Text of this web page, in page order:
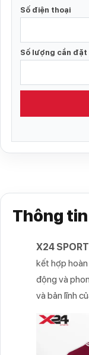
Số điện thoại
Số lượng cần đặt
Thông
X24
kết hợp
động và
và bản lĩnh